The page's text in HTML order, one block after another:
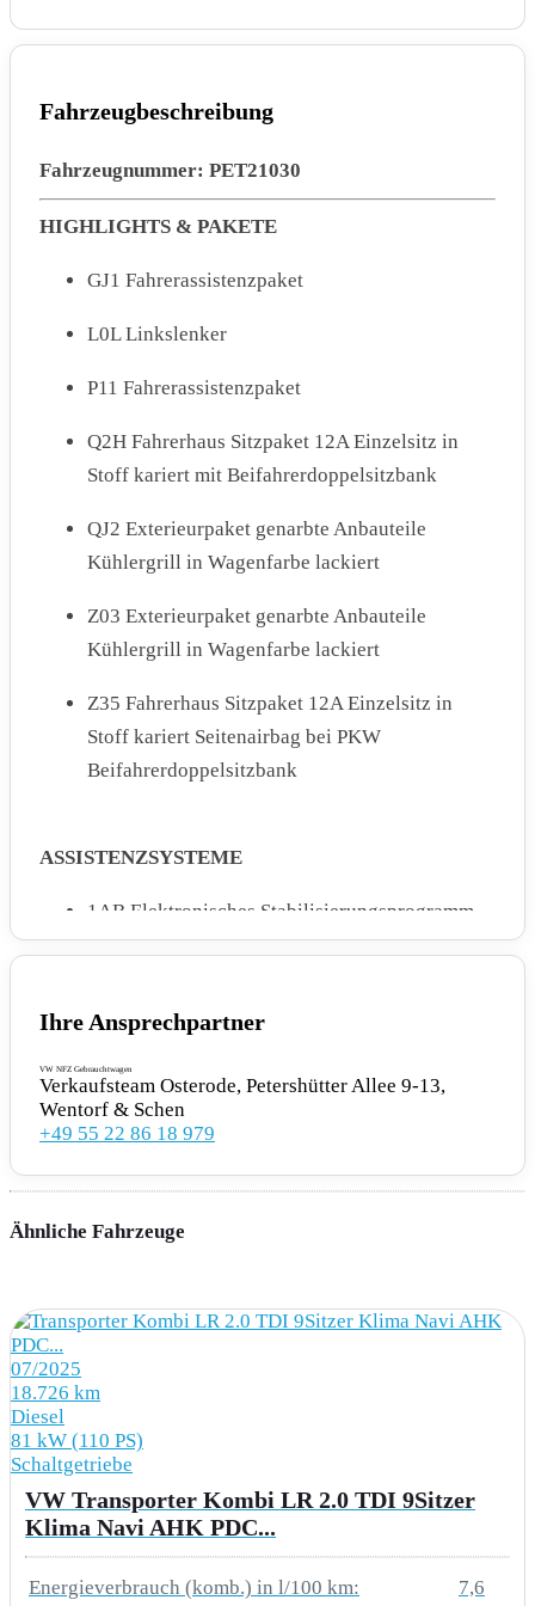
Fahrzeugbeschreibung
Fahrzeugnummer: PET21030
HIGHLIGHTS & PAKETE
GJ1 Fahrerassistenzpaket
L0L Linkslenker
P11 Fahrerassistenzpaket
Q2H Fahrerhaus Sitzpaket 12A Einzelsitz in
Stoff kariert mit Beifahrerdoppelsitzbank
QJ2 Exterieurpaket genarbte Anbauteile
Kühlergrill in Wagenfarbe lackiert
Z03 Exterieurpaket genarbte Anbauteile
Kühlergrill in Wagenfarbe lackiert
Z35 Fahrerhaus Sitzpaket 12A Einzelsitz in
Stoff kariert Seitenairbag bei PKW
Beifahrerdoppelsitzbank
ASSISTENZSYSTEME
1AB Elektronisches Stabilisierungsprogramm
ESP
8J1 Notbremsassistent mit Fußgänger- und
Radfahrererkennung mit
Ausweichunterstützung & Abbiegeassistent
8T5 Geschwindigkeitsregelanlage mit intellig.
NZ2 Notrufsysstem eCall
Falschfahrwarnung
MOTOR GETRIEBE & FAHRWERK
1X0 Frontantrieb
D9I 2.0L 4-Zylinder Turbo-Diesel-Motor 81 kW
Ihre Ansprechpartner
VW NFZ Gebrauchtwagen
Verkaufsteam Osterode, Petershütter Allee 9-13,
Wentorf & Schen
+49 55 22 86 18 979
Ähnliche Fahrzeuge
07/2025
18.726 km
Diesel
81 kW (110 PS)
Schaltgetriebe
VW Transporter Kombi LR 2.0 TDI 9Sitzer
Klima Navi AHK PDC...
Energieverbrauch (komb.) in l/100 km:
7,6